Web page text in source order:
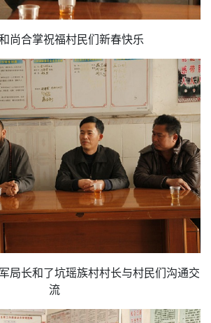
尚合掌祝福村民们新春快乐
局长和了坑瑶族村村长与村民们沟通交
流